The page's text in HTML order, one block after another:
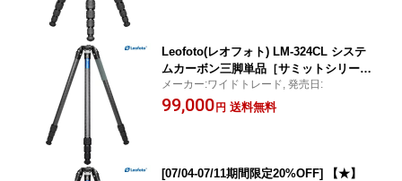
Leofoto(レオフォト) LM-324CL システ
ムカーボン三脚単品［サミットシリーズ
｜最大脚径32mm｜4段｜3/8インチ対応
｜75mmハーフボール対応］◎
メーカー:ワイドトレード, 発売日:
99,000 円 送料無料
[07/04-07/11期間限定20%OFF] 【★】